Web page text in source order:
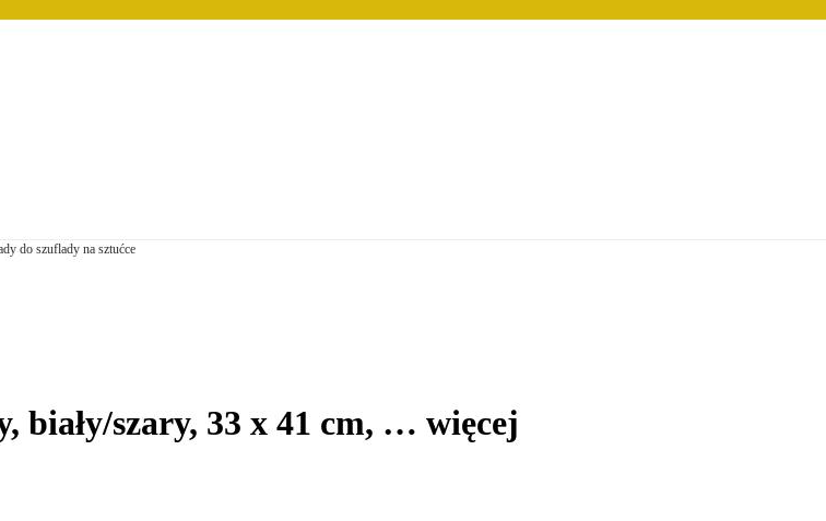
do szuflady na sztućce
biały/szary, 33 x 41 cm, … więcej